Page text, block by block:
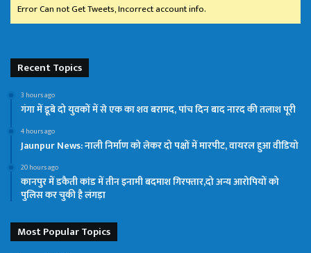
Error Can not Get Tweets, Incorrect account info.
Recent Topics
3 hours ago
गंगा में डूबे दो युवकों में से एक का शव बरामद, पांच दिन बाद नारद की तलाश पूरी
4 hours ago
Jaunpur News: नाली निर्माण को लेकर दो पक्षों में मारपीट, वायरल हुआ वीडियो
20 hours ago
कानपुर में डकैती कांड में तीन इनामी बदमाश गिरफ्तार,दो अन्य आरोपियों को
पुलिस कर चुकी है लंगड़ा
Most Popular Topics